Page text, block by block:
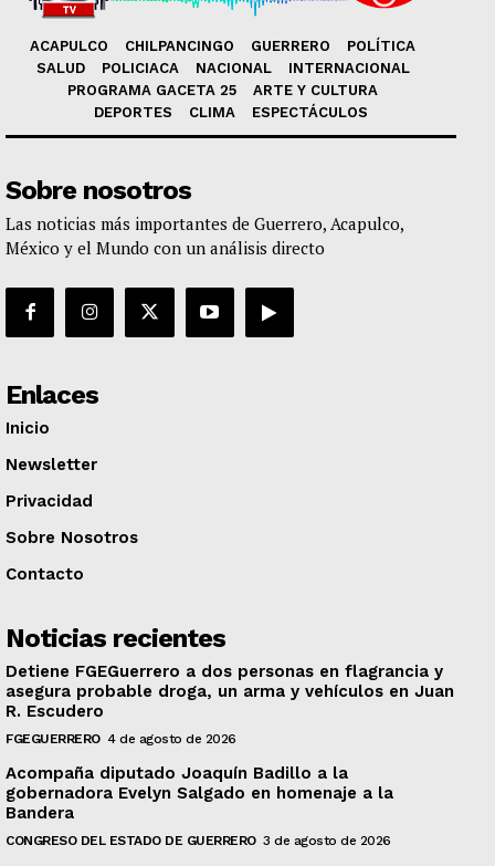
ACAPULCO CHILPANCINGO GUERRERO
POLÍTICA
SALUD
POLICIACA NACIONAL
INTERNACIONAL
PROGRAMA GACETA 25
ARTE Y CULTURA
DEPORTES
CLIMA ESPECTÁCULOS
Sobre nosotros
Las noticias más importantes de Guerrero, Acapulco,
México y el Mundo con un análisis directo
Enlaces
Inicio
Newsletter
Privacidad
Sobre Nosotros
Contacto
Noticias recientes
Detiene FGEGuerrero a dos personas en flagrancia y
asegura probable droga, un arma y vehículos en Juan
R. Escudero
FGEGUERRERO 4 de agosto de 2026
Acompaña diputado Joaquín Badillo a la
gobernadora Evelyn Salgado en homenaje a la
Bandera
CONGRESO DEL ESTADO DE GUERRERO 3 de agosto de 2026